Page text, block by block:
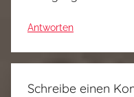
Antworten
Schreibe einen